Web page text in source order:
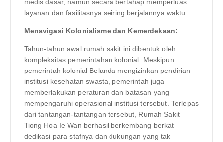
medis dasar, namun secara bertahap memperluas
layanan dan fasilitasnya seiring berjalannya waktu.
Menavigasi Kolonialisme dan Kemerdekaan:
Tahun-tahun awal rumah sakit ini dibentuk oleh
kompleksitas pemerintahan kolonial. Meskipun
pemerintah kolonial Belanda mengizinkan pendirian
institusi kesehatan swasta, pemerintah juga
memberlakukan peraturan dan batasan yang
mempengaruhi operasional institusi tersebut. Terlepas
dari tantangan-tantangan tersebut, Rumah Sakit
Tiong Hoa Ie Wan berhasil berkembang berkat
dedikasi para stafnya dan dukungan yang tak